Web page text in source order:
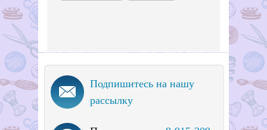
Подпишитесь на нашу
рассылку